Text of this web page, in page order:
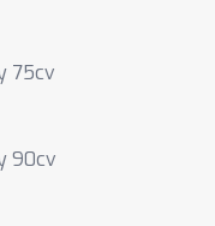
75cv
90cv